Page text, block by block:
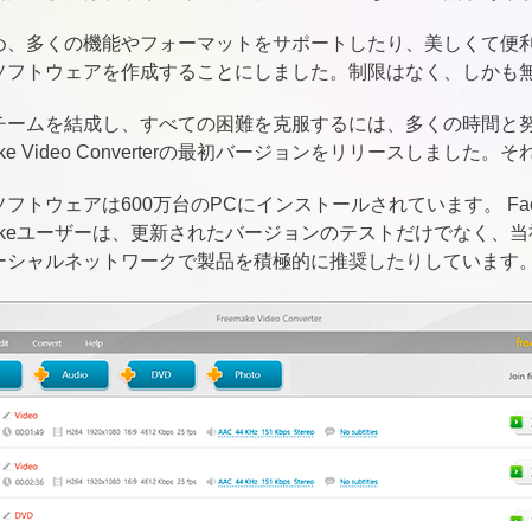
、多くの機能やフォーマットをサポートしたり、美しくて便
フトウェアを作成することにしました。制限はなく、しかも
ームを結成し、すべての困難を克服するには、多くの時間と
Video Converterの最初バージョンをリリースしました。そ
フトウェアは600万台のPCにインストールされています。
ユーザーは、更新されたバージョンのテストだけでなく、
シャルネットワークで製品を積極的に推奨したりしています。